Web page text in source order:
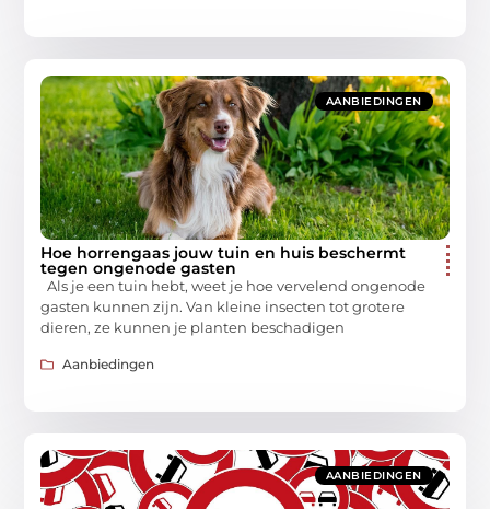
AANBIEDINGEN
Hoe horrengaas jouw tuin en huis beschermt
tegen ongenode gasten
Als je een tuin hebt, weet je hoe vervelend ongenode
gasten kunnen zijn. Van kleine insecten tot grotere
dieren, ze kunnen je planten beschadigen
Aanbiedingen
AANBIEDINGEN